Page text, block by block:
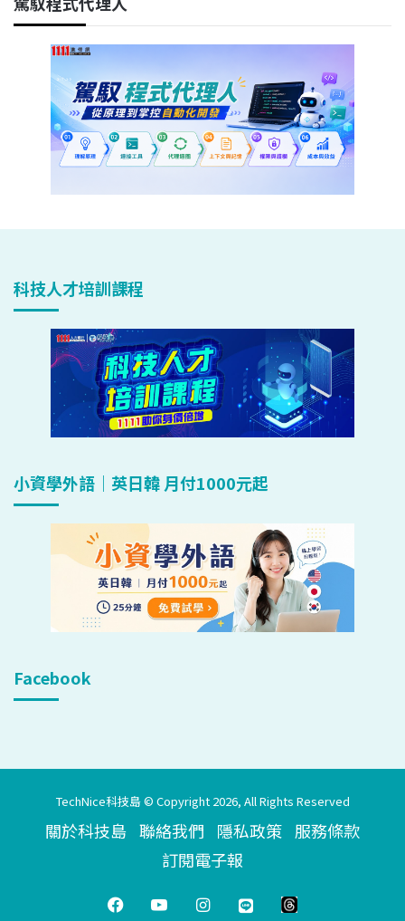
科技人才培訓課程
小資學外語｜英日韓 月付1000元起
Facebook
TechNice科技島 © Copyright 2026, All Rights Reserved
關於科技島 聯絡我們 隱私政策 服務條款
訂閱電子報